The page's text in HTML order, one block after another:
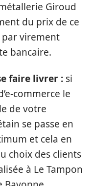
Giroud
du prix de ce
par virement
bancaire.
faire livrer : si
commerce le
de votre
se passe en
et cela en
choix des clients
à Le Tampon